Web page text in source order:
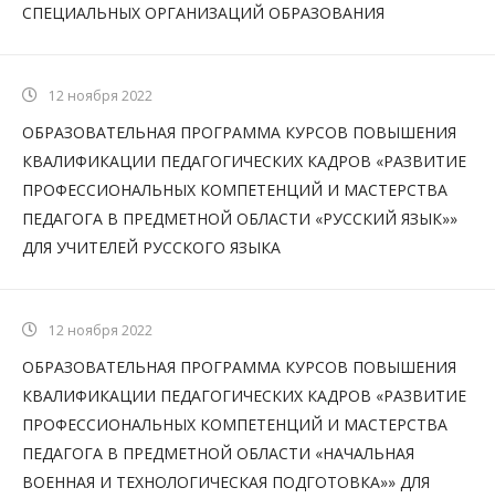
СПЕЦИАЛЬНЫХ ОРГАНИЗАЦИЙ ОБРАЗОВАНИЯ
12 ноября 2022
ОБРАЗОВАТЕЛЬНАЯ ПРОГРАММА КУРСОВ ПОВЫШЕНИЯ
КВАЛИФИКАЦИИ ПЕДАГОГИЧЕСКИХ КАДРОВ «РАЗВИТИЕ
ПРОФЕССИОНАЛЬНЫХ КОМПЕТЕНЦИЙ И МАСТЕРСТВА
ПЕДАГОГА В ПРЕДМЕТНОЙ ОБЛАСТИ «РУССКИЙ ЯЗЫК»»
ДЛЯ УЧИТЕЛЕЙ РУССКОГО ЯЗЫКА
12 ноября 2022
ОБРАЗОВАТЕЛЬНАЯ ПРОГРАММА КУРСОВ ПОВЫШЕНИЯ
КВАЛИФИКАЦИИ ПЕДАГОГИЧЕСКИХ КАДРОВ «РАЗВИТИЕ
ПРОФЕССИОНАЛЬНЫХ КОМПЕТЕНЦИЙ И МАСТЕРСТВА
ПЕДАГОГА В ПРЕДМЕТНОЙ ОБЛАСТИ «НАЧАЛЬНАЯ
ВОЕННАЯ И ТЕХНОЛОГИЧЕСКАЯ ПОДГОТОВКА»» ДЛЯ